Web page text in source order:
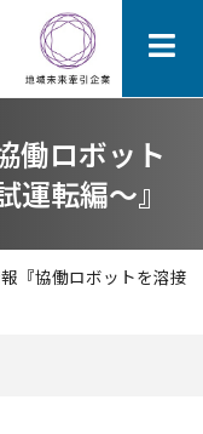
働ロボット
転編～』
『協働ロボットを溶接